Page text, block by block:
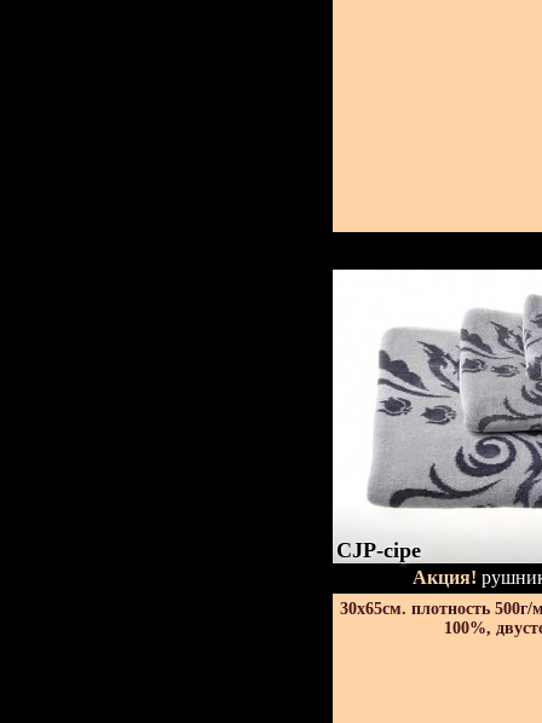
CJP-сіре
Акция!
30х65см. плотность 500г/
100%,